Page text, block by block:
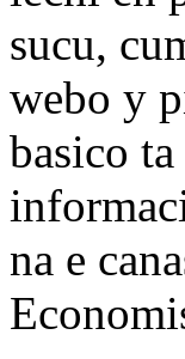
sucu,
webo y
basico
na e